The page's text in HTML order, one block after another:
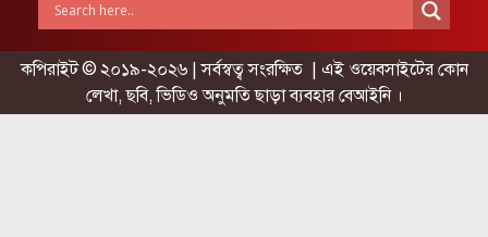
কপিরাইট © ২০১৯-২০২৬ | সর্বস্বত্ব সংরক্ষিত | এই ওয়েবসাইটের কোন
লেখা, ছবি, ভিডিও অনুমতি ছাড়া ব্যবহার বেআইনি ।